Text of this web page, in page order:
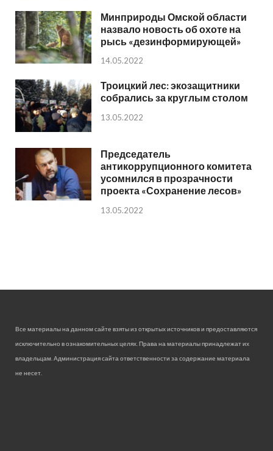
Минприроды Омской области
назвало новость об охоте на
рысь «дезинформирующей»
14.05.2022
Троицкий лес: экозащитники
собрались за круглым столом
13.05.2022
Председатель
антикоррупционного комитета
усомнился в прозрачности
проекта «Сохранение лесов»
13.05.2022
Все материалы на данном сайте взяты из открытых источников и предоставляются
исключительно в ознакомительных целях. Права на материалы принадлежат их
владельцам. Администрация сайта ответственности за содержание материала
не несет.